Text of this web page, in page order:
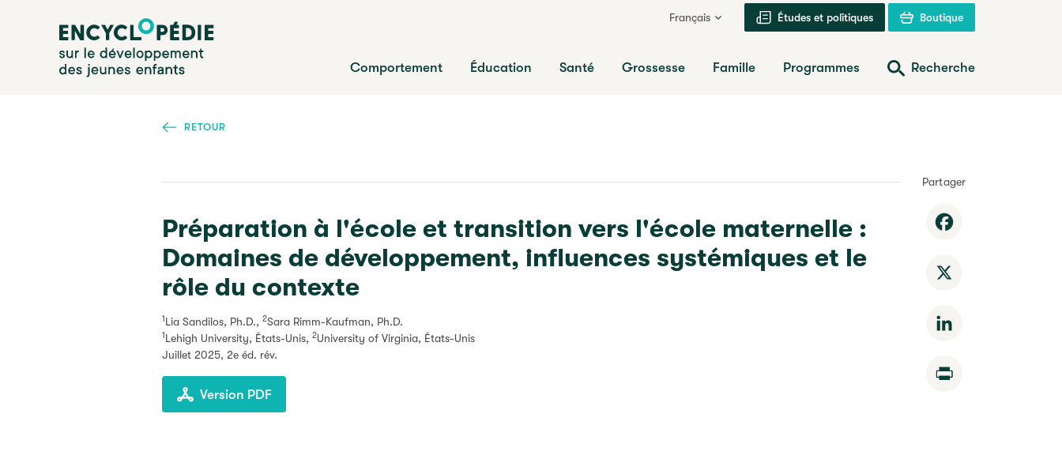
Encyclopédie sur le développement des jeunes enfants
Français Études et politiques Boutique
Comportement Éducation Santé Grossesse Famille Programmes Recherche
RETOUR
Préparation à l'école et transition vers l'école maternelle :
Domaines de développement, influences systémiques et le
rôle du contexte
1 Lia Sandilos, Ph.D., 2Sara Rimm-Kaufman, Ph.D.
1 Lehigh University, États-Unis, 2University of Virginia, États-Unis
Juillet 2025, 2e éd. rév.
Version PDF
Partager
Facebook